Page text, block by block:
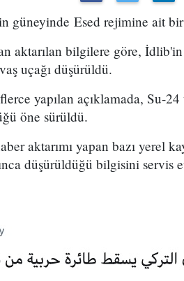
Esed rejimine ait bir
aktarılan bilgilere göre,
uçağı düşürüldü.
yapılan açıklamada, Su-24
öne sürüldü.
aktarımı yapan bazı yerel
düşürüldüğü bilgisini